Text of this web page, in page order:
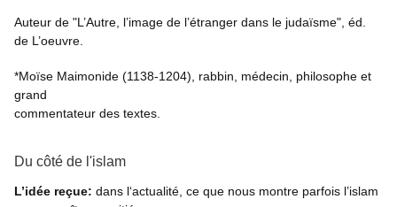
Auteur de "L’Autre, l’image de l’étranger dans le judaïsme", éd.
de L’oeuvre.
*Moïse Maimonide (1138-1204), rabbin, médecin, philosophe et
grand
commentateur des textes.
Du côté de l'islam
L’idée reçue: dans l‘actualité, ce que nous montre parfois l’islam